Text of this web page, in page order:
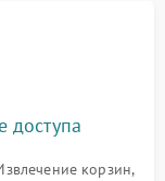
доступа
корзин,